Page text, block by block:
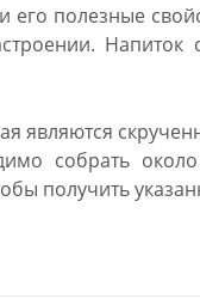
его полезные
Напиток
являются
собрать
получить